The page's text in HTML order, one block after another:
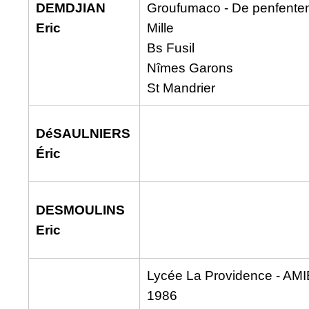
DEMDJIAN
Eric
Groufumaco - De
Mille
Bs Fusil
Nîmes Garons
St Mandrier
DéSAULNIERS
Éric
DESMOULINS
Eric
Lycée La Providence -
1986